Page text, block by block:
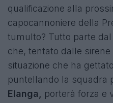
qualificazione alla
capocannoniere della
tumulto? Tutto parte
che, tentato dalle
situazione che ha
puntellando la squadra
Elanga,
porterà forza e